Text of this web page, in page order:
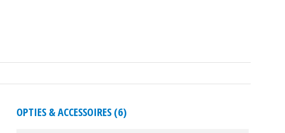
OPTIES & ACCESSOIRES (6)